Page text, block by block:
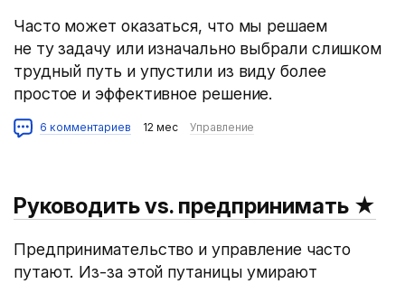
Часто может оказаться, что мы решаем
не ту задачу или изначально выбрали слишком
трудный путь и упустили из виду более
простое и эффективное решение.
6 комментариев 12 мес Управление
Руководить vs. предпринимать ★
Предпринимательство и управление часто
путают. Из-за этой путаницы умирают